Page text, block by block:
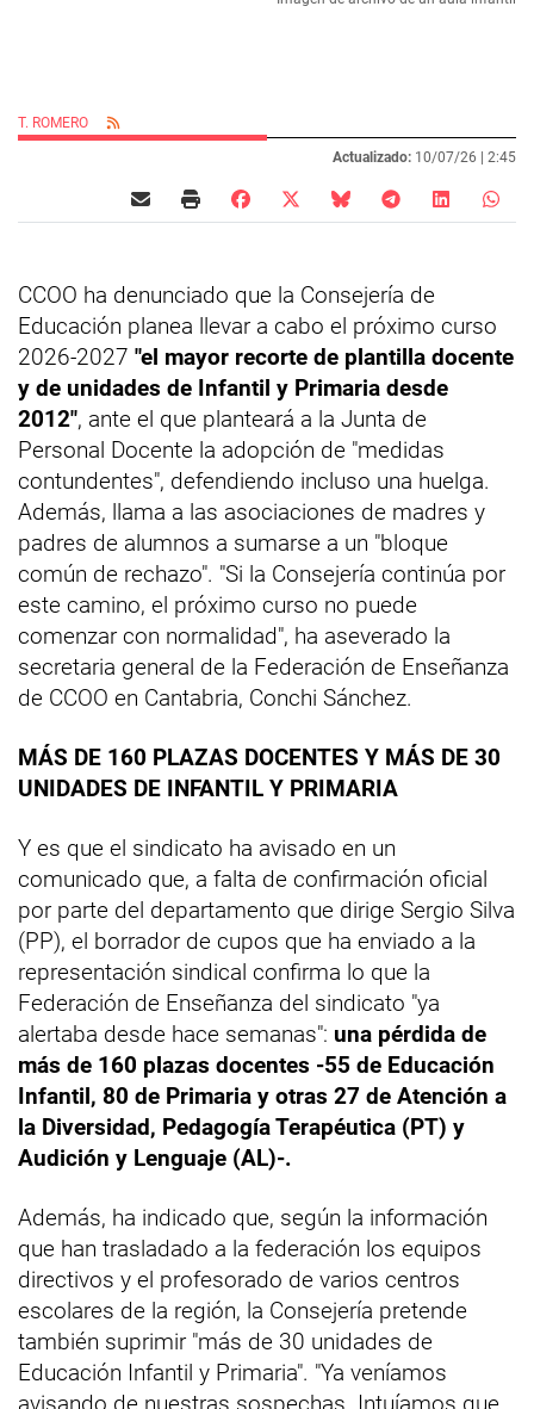
T. ROMERO
Actualizado: 10/07/26 | 2:45
CCOO ha denunciado que la Consejería de
Educación planea llevar a cabo el próximo curso
2026-2027 "el mayor recorte de plantilla docente
y de unidades de Infantil y Primaria desde
2012", ante el que planteará a la Junta de
Personal Docente la adopción de "medidas
contundentes", defendiendo incluso una huelga.
Además, llama a las asociaciones de madres y
padres de alumnos a sumarse a un "bloque
común de rechazo". "Si la Consejería continúa por
este camino, el próximo curso no puede
comenzar con normalidad", ha aseverado la
secretaria general de la Federación de Enseñanza
de CCOO en Cantabria, Conchi Sánchez.
MÁS DE 160 PLAZAS DOCENTES Y MÁS DE 30
UNIDADES DE INFANTIL Y PRIMARIA
Y es que el sindicato ha avisado en un
comunicado que, a falta de confirmación oficial
por parte del departamento que dirige Sergio Silva
(PP), el borrador de cupos que ha enviado a la
representación sindical confirma lo que la
Federación de Enseñanza del sindicato "ya
alertaba desde hace semanas": una pérdida de
más de 160 plazas docentes -55 de Educación
Infantil, 80 de Primaria y otras 27 de Atención a
la Diversidad, Pedagogía Terapéutica (PT) y
Audición y Lenguaje (AL)-.
Además, ha indicado que, según la información
que han trasladado a la federación los equipos
directivos y el profesorado de varios centros
escolares de la región, la Consejería pretende
también suprimir "más de 30 unidades de
Educación Infantil y Primaria". "Ya veníamos
avisando de nuestras sospechas. Intuíamos que